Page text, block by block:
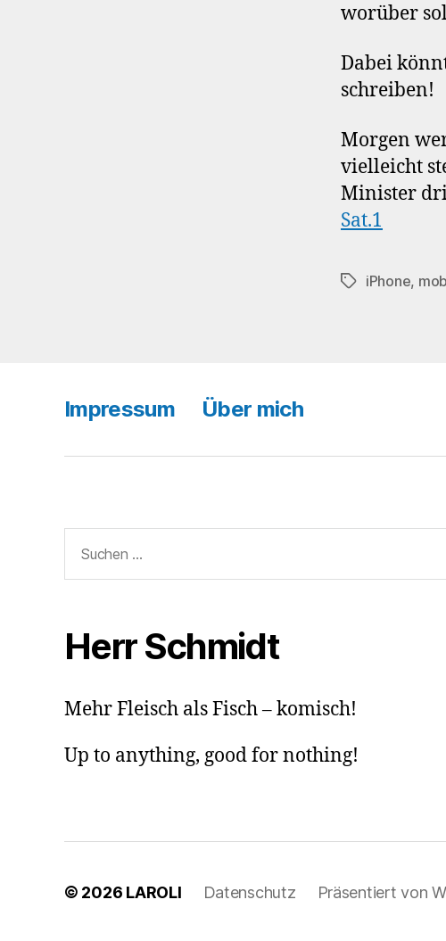
worüber
Dabei
schreiben!
Morgen
vielleicht
Minister
Sat.1
Schlagwörter
iPhone,
Impressum Über mich
nach:
Herr Schmidt
Mehr Fleisch als Fisch – komisch!
Up to anything, good for nothing!
© 2026 LAROLI Datenschutz Präsentiert von